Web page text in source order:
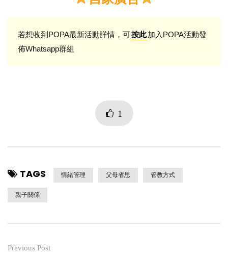
若想收到POPA最新活動詳情，可按此加入POPA活動發
佈Whatsapp群組
1
TAGS 情緒管理 父母省思 管教方式
親子關係
Previous Post